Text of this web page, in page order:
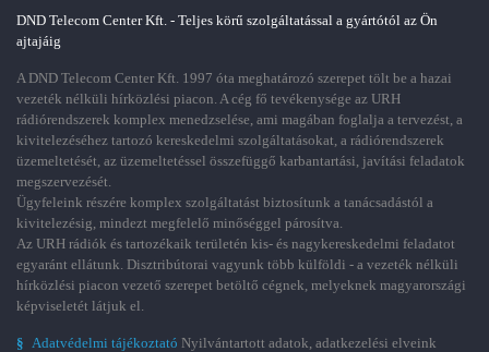
DND Telecom Center Kft. - Teljes körű szolgáltatással a gyártótól az Ön
ajtajáig
A DND Telecom Center Kft. 1997 óta meghatározó szerepet tölt be a hazai
vezeték nélküli hírközlési piacon. A cég fő tevékenysége az URH
rádiórendszerek komplex menedzselése, ami magában foglalja a tervezést, a
kivitelezéséhez tartozó kereskedelmi szolgáltatásokat, a rádiórendszerek
üzemeltetését, az üzemeltetéssel összefüggő karbantartási, javítási feladatok
megszervezését.
Ügyfeleink részére komplex szolgáltatást biztosítunk a tanácsadástól a
kivitelezésig, mindezt megfelelő minőséggel párosítva.
Az URH rádiók és tartozékaik területén kis- és nagykereskedelmi feladatot
egyaránt ellátunk. Disztribútorai vagyunk több külföldi - a vezeték nélküli
hírközlési piacon vezető szerepet betöltő cégnek, melyeknek magyarországi
képviseletét látjuk el.
§ Adatvédelmi tájékoztató Nyilvántartott adatok, adatkezelési elveink